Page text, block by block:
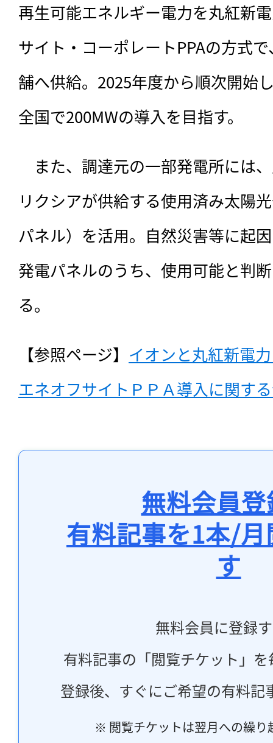
再生可能エネルギー電力を丸紅新
サイト・コーポレートPPAの方式
舗へ供給。2025年度から順次開始
全国で200MWの導入を目指す。
また、調達元の一部発電所には
リクシアが供給する使用済み太陽
パネル）を活用。自然災害等に起
発電パネルのうち、使用可能と判
る。
【参照ページ】 イオンと丸紅新電
エネオフサイトＰＰＡ導入に関す
無料会員
有料記事を1本/
す
無料会員に登録
有料記事の「閲覧チケット」
登録後、すぐにご希望の有料記
※ 閲覧チケットは翌月への繰り